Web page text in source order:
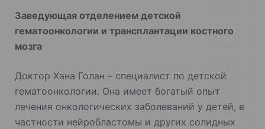
Заведующая отделением детской
гематоонкологии и трансплантации костного
мозга
Доктор Хана Голан – специалист по детской
гематоонкологии. Она имеет богатый опыт
лечения онкологических заболеваний у детей, в
частности нейробластомы и других солидных